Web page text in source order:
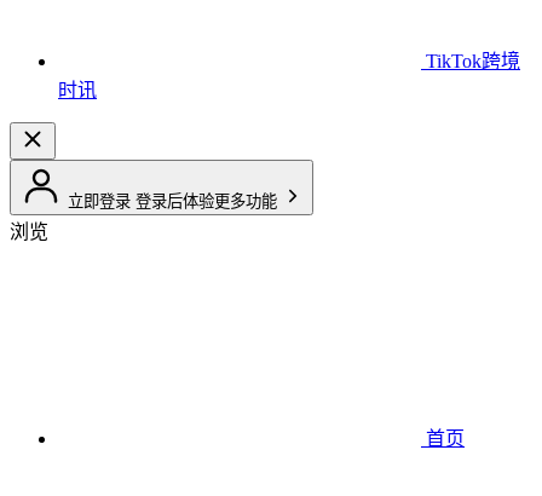
TikTok跨境
时讯
立即登录 登录后体验更多功能
浏览
首页